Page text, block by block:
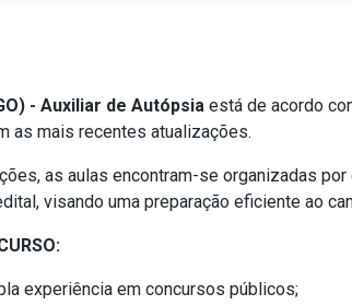
- Auxiliar de Autópsia está de acordo
as mais recentes atualizações.
as aulas encontram-se organizadas
visando uma preparação eficiente ao
experiência em concursos públicos;